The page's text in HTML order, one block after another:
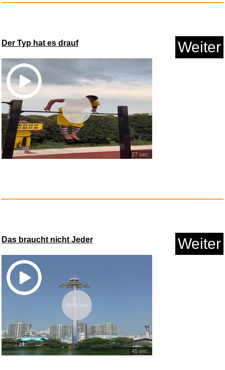
HABA Terra Kids Opinel
Taschen...
Der Typ hat es drauf Weiter
Vorschau
27 sec.
Das braucht nicht Jeder Weiter
Vorschau
45 sec.